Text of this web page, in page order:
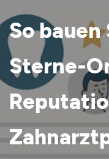
So bauen
Sterne-